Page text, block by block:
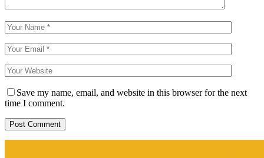
Save my name, email, and website in this browser for the next
time I comment.